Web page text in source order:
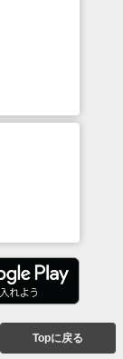
Topに戻る